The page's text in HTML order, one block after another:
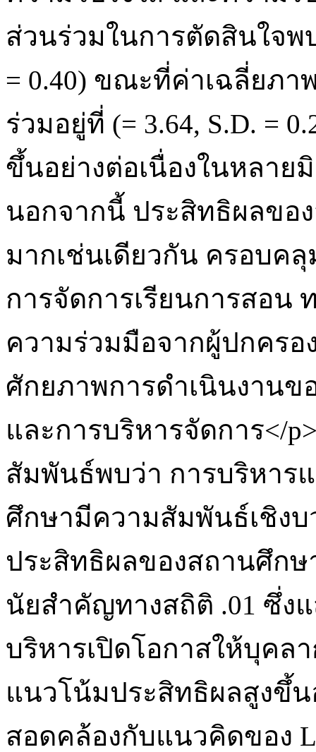
ส่วนร่วมในการตัดสินใจพ
= 0.40) ขณะที่ค่าเฉลี่ยภ
ร่วมอยู่ที่ (= 3.64, S.D. =
ขึ้นอย่างต่อเนื่องในหลาย
นอกจากนี้ ประสิทธิผลขอ
มากเช่นเดียวกัน ครอบ
การจัดการเรียนการสอน
ความร่วมมือจากผู้ปกคร
ศักยภาพการดำเนินงานข
และการบริหารจัดการ</
สัมพันธ์พบว่า การบริหาร
ศึกษามีความสัมพันธ์เชิง
ประสิทธิผลของสถานศึกษ
นัยสำคัญทางสถิติ .01 ซึ่ง
บริหารเปิดโอกาสให้บุคล
แนวโน้มประสิทธิผลสูงขึ้
สอดคล้องกับแนวคิดของ